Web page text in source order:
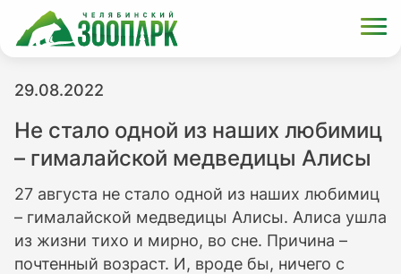
29.08.2022
Не стало одной из наших любимиц
– гималайской медведицы Алисы
27 августа не стало одной из наших любимиц
– гималайской медведицы Алисы. Алиса ушла
из жизни тихо и мирно, во сне. Причина –
почтенный возраст. И, вроде бы, ничего с